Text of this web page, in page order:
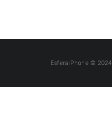
EsferaiPhone © 2024